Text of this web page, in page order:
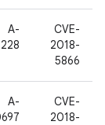
CVE-
2018-
5866
A-
CVE-
2018-
A-